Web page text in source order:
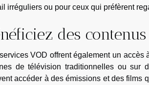
irréguliers ou pour ceux qui préfèrent
des
VOD offrent également un
de télévision traditionnelles ou sur
accéder à des émissions et des films